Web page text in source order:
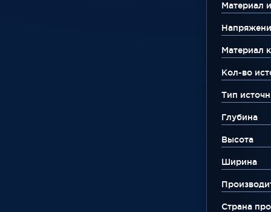
Материал
Материал
Кол-во
Тип
Глубина
Высота
Ширина
Страна